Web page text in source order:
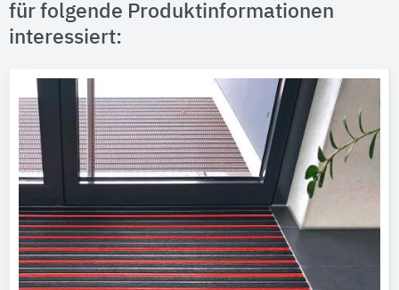
für folgende Produktinformationen
interessiert: